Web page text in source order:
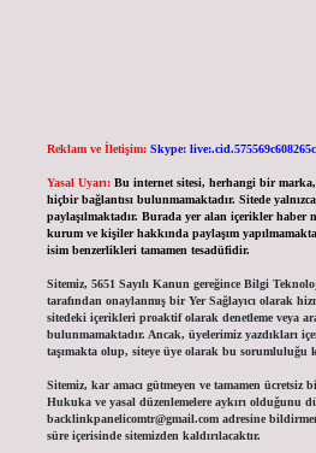
Reklam ve İletişim: Skype:
Yasal Uyarı: Bu internet sitesi, herhangi bir
hiçbir bağlantısı bulunmamaktadır. Sitede
paylaşılmaktadır. Burada yer alan içerikler haber
kurum ve kişiler hakkında paylaşım
isim benzerlikleri tamamen tesadüfidir.
Sitemiz, 5651 Sayılı Kanun gereğince Bilgi
tarafından onaylanmış bir Yer Sağlayıcı olarak
sitedeki içerikleri proaktif olarak denetleme veya
bulunmamaktadır. Ancak, üyelerimiz yazdıkları
taşımakta olup, siteye üye olarak bu sorumluluğu
Sitemiz, kar amacı gütmeyen ve tamamen
Hukuka ve yasal düzenlemelere aykırı olduğunu
backlinkpanelicomtr@gmail.comadresine
süre içerisinde sitemizden kaldırılacaktır.